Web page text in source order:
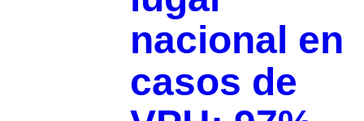
nacional en
casos de